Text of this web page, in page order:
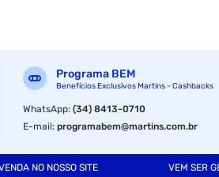
Programa BEM
Benefícios Exclusivos Martins - Cashbacks
WhatsApp:(34) 8413-0710
E-mail:programabem@martins.com.br
NO NOSSO SITE VEM SER